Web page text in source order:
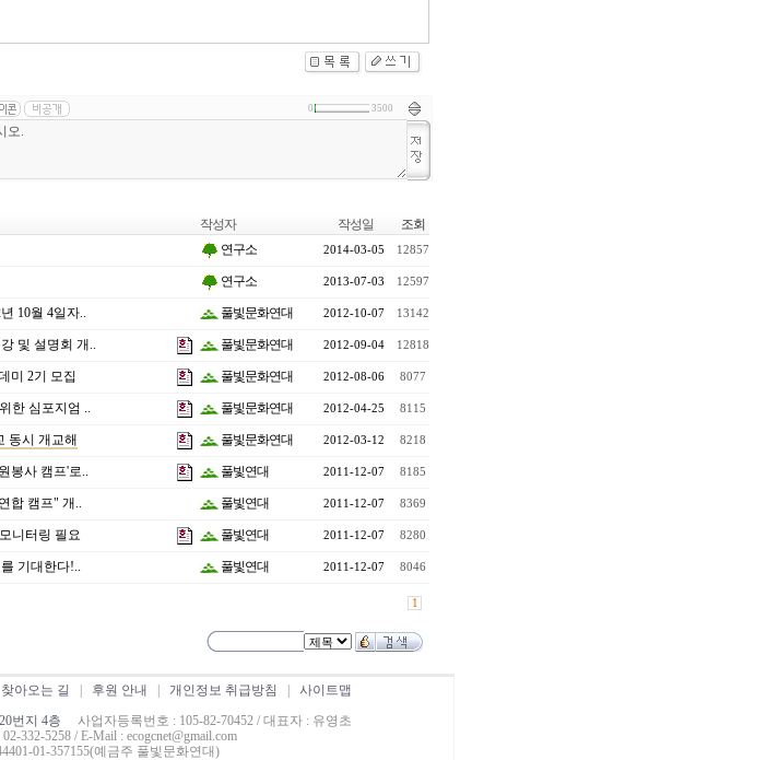
0 3500
작성자 작성일 조회
연구소 2014-03-05 12857
연구소 2013-07-03 12597
10월 4일자.. 풀빛문화연대 2012-10-07 13142
및 설명회 개.. 풀빛문화연대 2012-09-04 12818
미 2기 모집 풀빛문화연대 2012-08-06 8077
한 심포지엄 .. 풀빛문화연대 2012-04-25 8115
동시 개교해 풀빛문화연대 2012-03-12 8218
봉사 캠프'로.. 풀빛연대 2011-12-07 8185
합 캠프" 개.. 풀빛연대 2011-12-07 8369
니터링 필요 풀빛연대 2011-12-07 8280
기대한다!.. 풀빛연대 2011-12-07 8046
1
찾아오는 길 후원 안내 개인정보 취급방침
사이트맵
번지 4층 사업자등록번호 : 105-82-70452 / 대표자 : 유영초
332-5258 / E-Mail : ecogcnet@gmail.com
01-357155(예금주 풀빛문화연대)